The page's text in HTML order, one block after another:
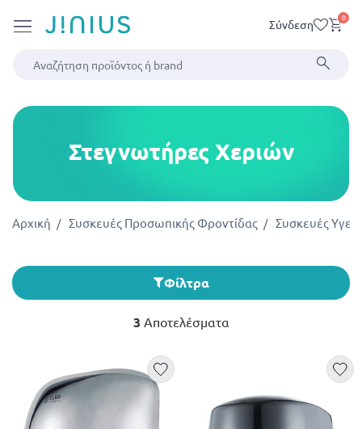
Σύνδεση 0
Στεγνωτήρες Χεριών
Αρχική Συσκευές Προσωπικής Φροντίδας Συσκευές
Φίλτρα
3 Αποτελέσματα